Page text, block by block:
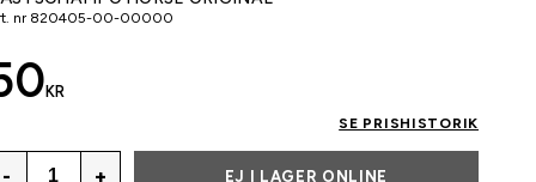
nr 820405-00-00000
KR
SE PRISHISTORIK
- + EJ I LAGER ONLINE